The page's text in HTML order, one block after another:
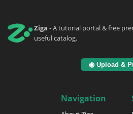
Ziga - A tutorial portal & free
useful catalog.
◉ Upload &
Navigation